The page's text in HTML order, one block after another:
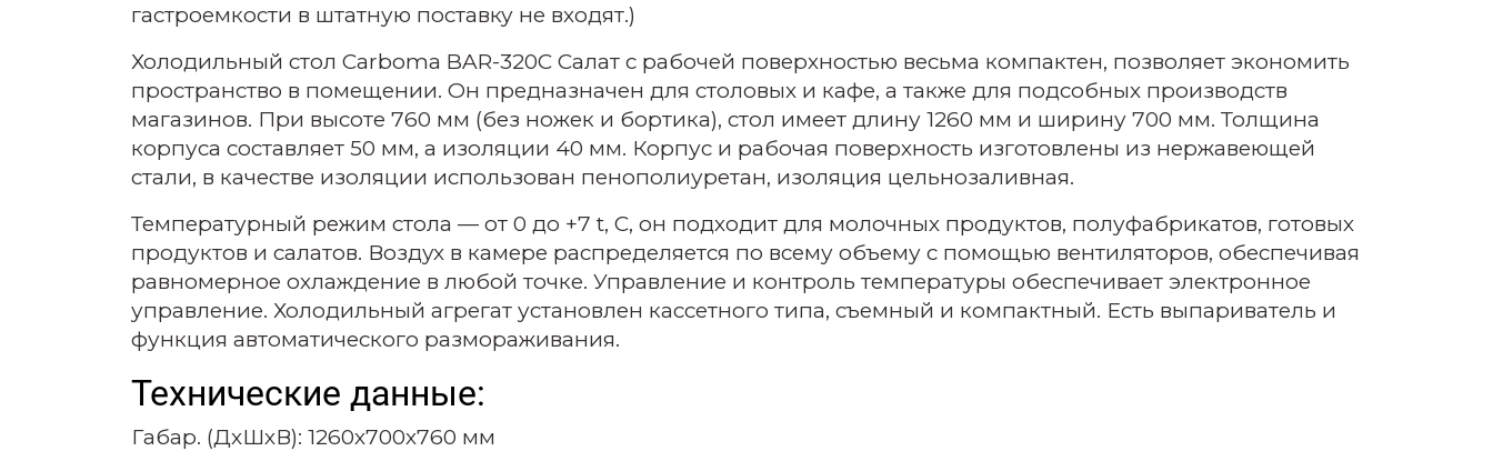
гастроемкости в штатную поставку не входят.)
Холодильный стол Carboma BAR-320С Салат с рабочей поверхностью весьма компактен, позволяет экономить
пространство в помещении. Он предназначен для столовых и кафе, а также для подсобных производств
магазинов. При высоте 760 мм (без ножек и бортика), стол имеет длину 1260 мм и ширину 700 мм. Толщина
корпуса составляет 50 мм, а изоляции 40 мм. Корпус и рабочая поверхность изготовлены из нержавеющей
стали, в качестве изоляции использован пенополиуретан, изоляция цельнозаливная.
Температурный режим стола — от 0 до +7 t, C, он подходит для молочных продуктов, полуфабрикатов, готовых
продуктов и салатов. Воздух в камере распределяется по всему объему с помощью вентиляторов, обеспечивая
равномерное охлаждение в любой точке. Управление и контроль температуры обеспечивает электронное
управление. Холодильный агрегат установлен кассетного типа, съемный и компактный. Есть выпариватель и
функция автоматического размораживания.
Технические данные:
Габар. (ДхШхВ): 1260х700х760 мм